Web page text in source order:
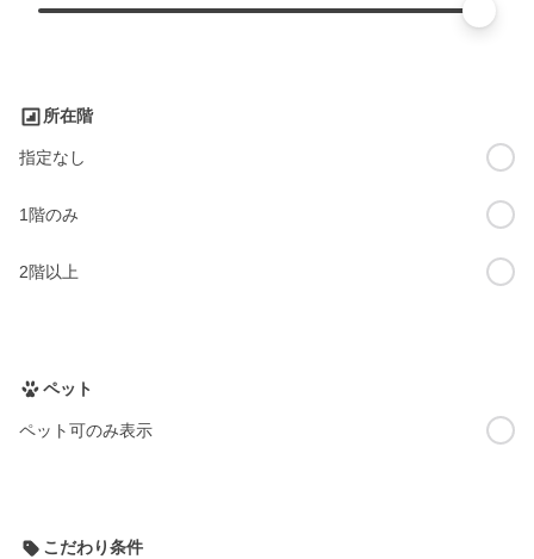
所在階
指定なし
1階のみ
2階以上
ペット
ペット可のみ表示
こだわり条件